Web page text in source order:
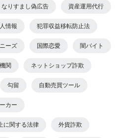
なりすまし偽広告 資産運用代行
情報 犯罪収益移転防止法
ーズ 国際恋愛 闇バイト
関 ネットショップ詐欺
勾留 自動売買ツール
カー
に関する法律 外貨詐欺